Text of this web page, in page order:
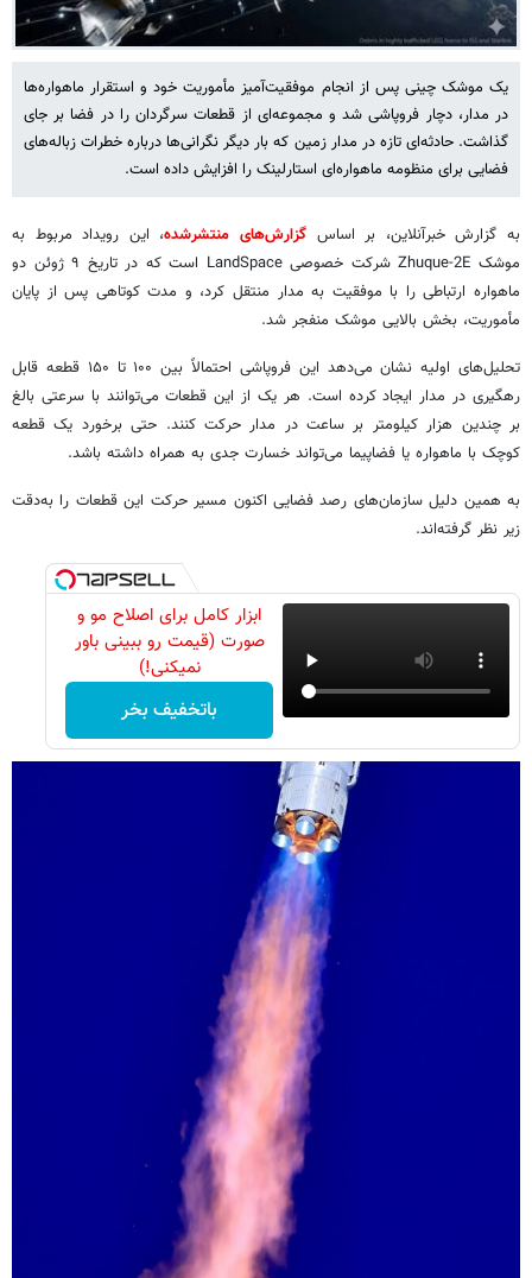
یک موشک چینی پس از انجام موفقیت‌آمیز مأموریت خود و استقرار ماهواره‌ها
در مدار، دچار فروپاشی شد و مجموعه‌ای از قطعات سرگردان را در فضا بر جای
گذاشت. حادثه‌ای تازه در مدار زمین که بار دیگر نگرانی‌ها درباره خطرات زباله‌های
فضایی برای منظومه ماهواره‌ای استارلینک را افزایش داده است.
به گزارش خبرآنلاین، بر اساس گزارش‌های منتشرشده، این رویداد مربوط به
موشک Zhuque-2E شرکت خصوصی LandSpace است که در تاریخ ۹ ژوئن دو
ماهواره ارتباطی را با موفقیت به مدار منتقل کرد، و مدت کوتاهی پس از پایان
مأموریت، بخش بالایی موشک منفجر شد.
تحلیل‌های اولیه نشان می‌دهد این فروپاشی احتمالاً بین ۱۰۰ تا ۱۵۰ قطعه قابل
رهگیری در مدار ایجاد کرده است. هر یک از این قطعات می‌توانند با سرعتی بالغ
بر چندین هزار کیلومتر بر ساعت در مدار حرکت کنند. حتی برخورد یک قطعه
کوچک با ماهواره یا فضاپیما می‌تواند خسارت جدی به همراه داشته باشد.
به همین دلیل سازمان‌های رصد فضایی اکنون مسیر حرکت این قطعات را به‌دقت
زیر نظر گرفته‌اند.
ابزار کامل برای اصلاح مو و
صورت (قیمت رو ببینی باور
نمیکنی!)
باتخفیف بخر